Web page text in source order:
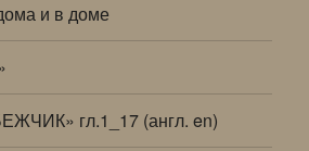
и в доме
гл.1_17 (англ. en)